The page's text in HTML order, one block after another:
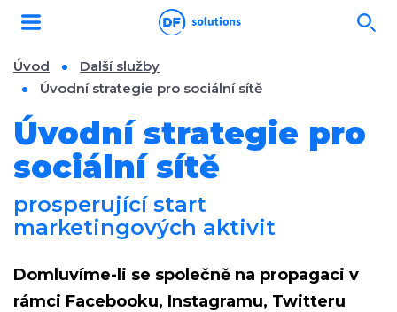
Úvod
Další služby
Úvodní strategie pro sociální sítě
Úvodní strategie pro
sociální sítě
prosperující start
marketingových aktivit
Domluvíme-li se společně na propagaci v
rámci Facebooku, Instagramu, Twitteru